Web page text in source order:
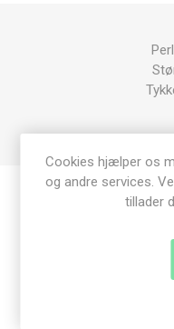
Cookies hjælper os
og andre services.
tillader